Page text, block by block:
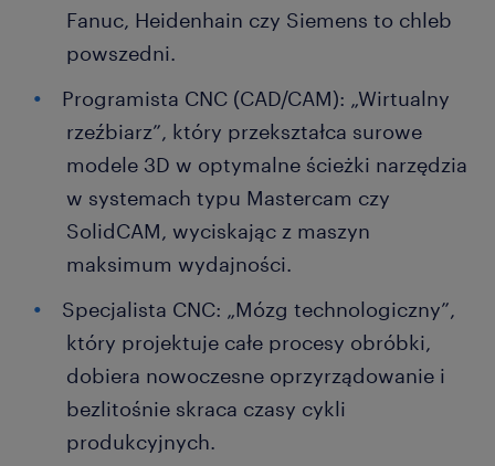
Fanuc, Heidenhain czy Siemens to chleb
powszedni.
Programista CNC (CAD/CAM): „Wirtualny
rzeźbiarz”, który przekształca surowe
modele 3D w optymalne ścieżki narzędzia
w systemach typu Mastercam czy
SolidCAM, wyciskając z maszyn
maksimum wydajności.
Specjalista CNC: „Mózg technologiczny”,
który projektuje całe procesy obróbki,
dobiera nowoczesne oprzyrządowanie i
bezlitośnie skraca czasy cykli
produkcyjnych.